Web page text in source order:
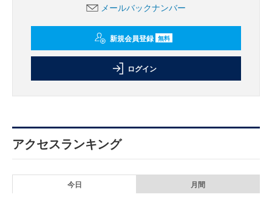
メールバックナンバー
新規会員登録 無料
ログイン
アクセスランキング
今日 月間